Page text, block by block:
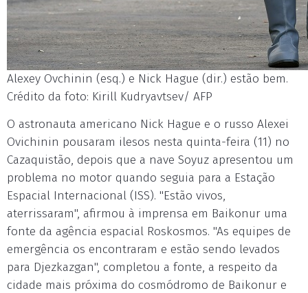
Alexey Ovchinin (esq.) e Nick Hague (dir.) estão bem.
Crédito da foto: Kirill Kudryavtsev/ AFP
O astronauta americano Nick Hague e o russo Alexei
Ovichinin pousaram ilesos nesta quinta-feira (11) no
Cazaquistão, depois que a nave Soyuz apresentou um
problema no motor quando seguia para a Estação
Espacial Internacional (ISS). "Estão vivos,
aterrissaram", afirmou à imprensa em Baikonur uma
fonte da agência espacial Roskosmos. "As equipes de
emergência os encontraram e estão sendo levados
para Djezkazgan", completou a fonte, a respeito da
cidade mais próxima do cosmódromo de Baikonur e